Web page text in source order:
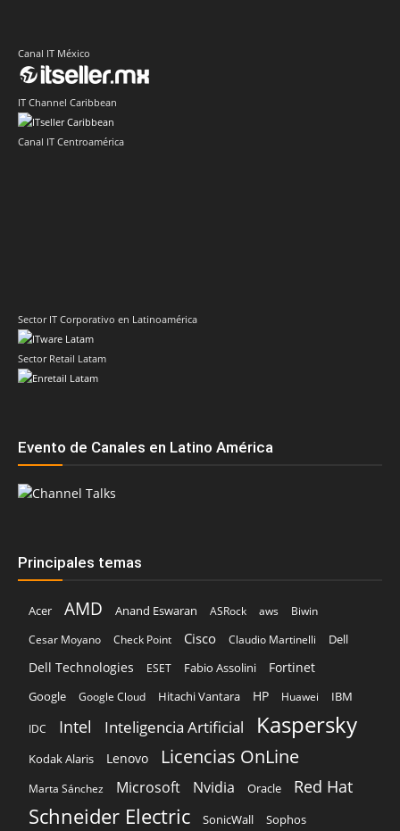
Canal IT México
IT Channel Caribbean
Canal IT Centroamérica
Sector IT Corporativo en Latinoamérica
Sector Retail Latam
Evento de Canales en Latino América
Principales temas
Acer AMD Anand Eswaran ASRock aws
Biwin
Cesar Moyano
Check Point Cisco Claudio Martinelli Dell
Dell Technologies ESET Fabio Assolini Fortinet
Google Google Cloud Hitachi Vantara HP Huawei IBM
IDC Intel Inteligencia Artificial Kaspersky
Kodak Alaris Lenovo Licencias OnLine
Marta Sánchez Microsoft Nvidia Oracle Red Hat
Schneider Electric SonicWall Sophos